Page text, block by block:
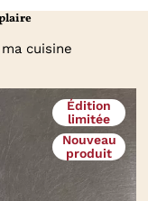
cuisine
Édition
limitée
Nouveau
produit